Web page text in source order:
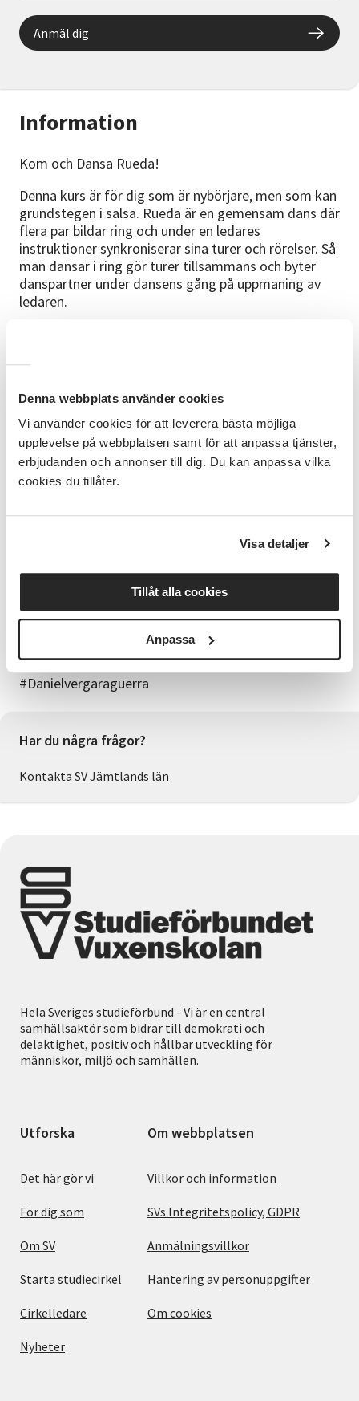
Denna webbplats använder cookies
Vi använder cookies för att leverera bästa möjliga
upplevelse på webbplatsen samt för att anpassa tjänster,
erbjudanden och annonser till dig. Du kan anpassa vilka
cookies du tillåter.
Visa detaljer
Tillåt alla cookies
Anpassa
Information
Kom och Dansa Rueda!
Denna kurs är för dig som är nybörjare, men som kan
grundstegen i salsa. Rueda är en gemensam dans där
flera par bildar ring och under en ledares
instruktioner synkroniserar sina turer och rörelser. Så
man dansar i ring gör turer tillsammans och byter
danspartner under dansens gång på uppmaning av
ledaren.
Kursen kommer hållas på måndagar klockan 17:30-
Plats:
Kursen består av 8 träffar och kommer hållas i Studio
31, Litsvägen 31A i Östersund (ingång från gaveln).
Kostnad:
990 kr för 8 tillfällen.
Daniel Vergara Guerra
Frågor?
Kontakta oss på Studieförbundet Vuxenskolan:
Telefon: 063- 12 34 00. Mail: jamtlandslan@sv.se
#Danielvergaraguerra
Anmäl dig
Har du några frågor?
Kontakta SV Jämtlands län
Hela Sveriges studieförbund - Vi är en central
samhällsaktör som bidrar till demokrati och
delaktighet, positiv och hållbar utveckling för
människor, miljö och samhällen.
Utforska
Det här gör vi
För dig som
Om SV
Starta studiecirkel
Cirkelledare
Nyheter
Om webbplatsen
Villkor och information
SVs Integritetspolicy, GDPR
Anmälningsvillkor
Hantering av personuppgifter
Om cookies